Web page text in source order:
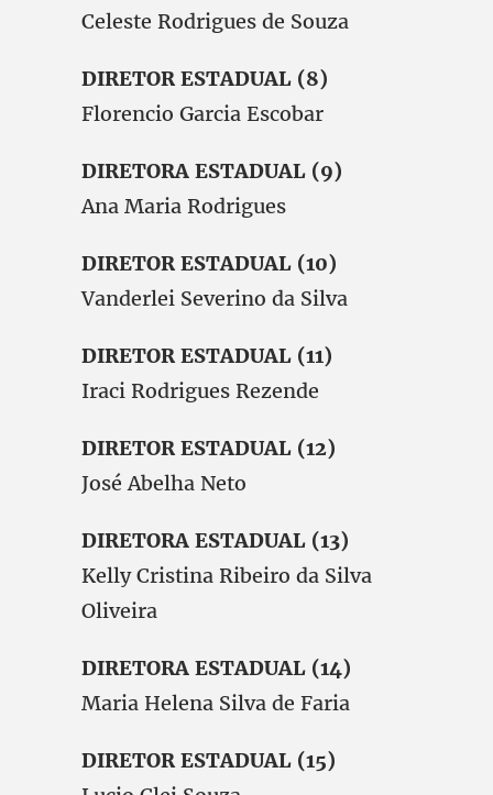
Celeste Rodrigues de Souza
DIRETOR ESTADUAL (8)
Florencio Garcia Escobar
DIRETORA ESTADUAL (9)
Ana Maria Rodrigues
DIRETOR ESTADUAL (10)
Vanderlei Severino da Silva
DIRETOR ESTADUAL (11)
Iraci Rodrigues Rezende
DIRETOR ESTADUAL (12)
José Abelha Neto
DIRETORA ESTADUAL (13)
Kelly Cristina Ribeiro da Silva
Oliveira
DIRETORA ESTADUAL (14)
Maria Helena Silva de Faria
DIRETOR ESTADUAL (15)